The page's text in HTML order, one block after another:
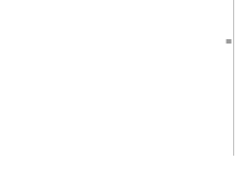
■